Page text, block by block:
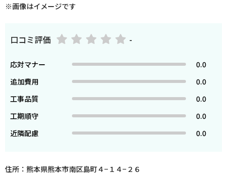
※画像はイメージです
口コミ評価 -
応対マナー
0.0
追加費用
0.0
工事品質
0.0
工期順守
0.0
近隣配慮
0.0
住所：熊本県熊本市南区島町４−１４−２６